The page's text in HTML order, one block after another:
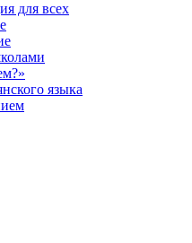
для всех
языка